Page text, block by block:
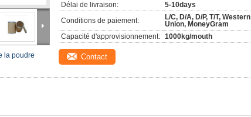
la poudre
Délai de livraison:
5-10days
Conditions de paiement:
L/C, D/A, D/P, T/T, Western
Union, MoneyGram
Capacité d'approvisionnement: 1000kg/mouth
Contact